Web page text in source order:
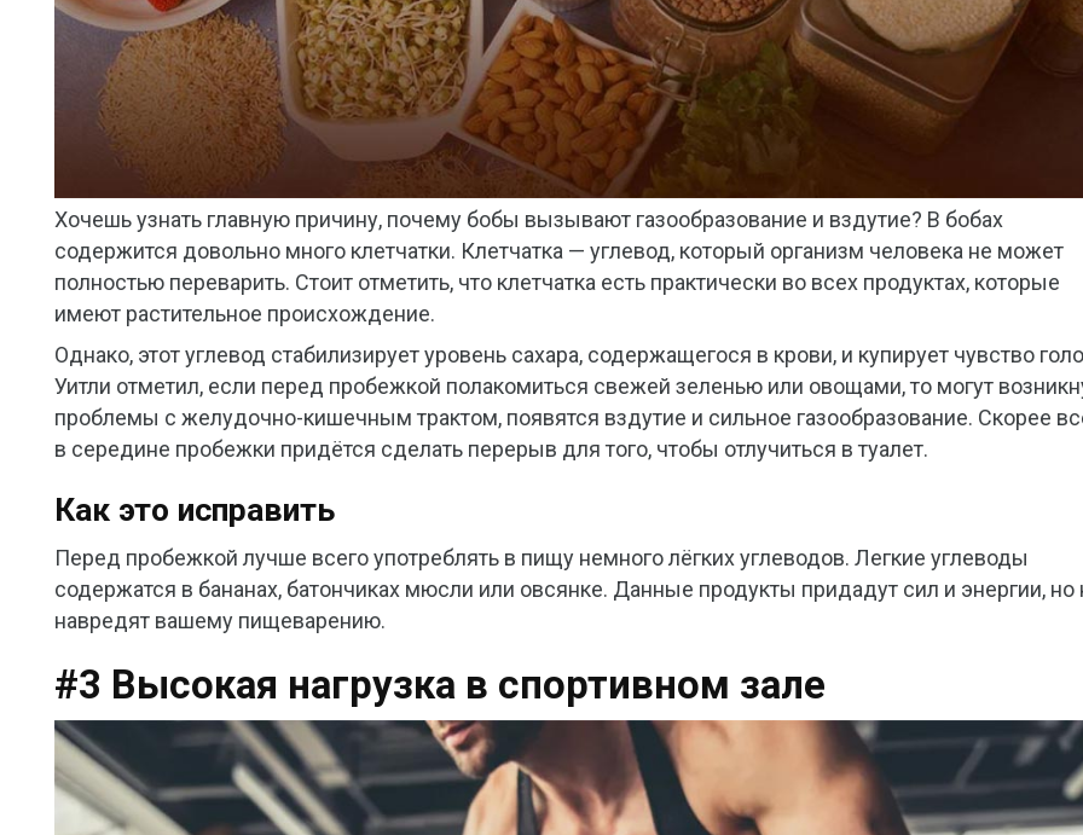
Хочешь узнать главную причину, почему бобы вызывают газообразование и вздутие? В бобах
содержится довольно много клетчатки. Клетчатка — углевод, который организм человека не может
полностью переварить. Стоит отметить, что клетчатка есть практически во всех продуктах, которые
имеют растительное происхождение.
Однако, этот углевод стабилизирует уровень сахара, содержащегося в крови, и купирует чувство
Уитли отметил, если перед пробежкой полакомиться свежей зеленью или овощами, то могут
проблемы с желудочно-кишечным трактом, появятся вздутие и сильное газообразование. Скорее
в середине пробежки придётся сделать перерыв для того, чтобы отлучиться в туалет.
Как это исправить
Перед пробежкой лучше всего употреблять в пищу немного лёгких углеводов. Легкие углеводы
содержатся в бананах, батончиках мюсли или овсянке. Данные продукты придадут сил и энергии, но
навредят вашему пищеварению.
#3 Высокая нагрузка в спортивном зале